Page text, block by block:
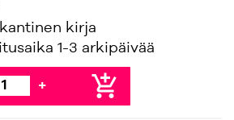
kirja
1-3 arkipäivää
+ add_shopping_cart